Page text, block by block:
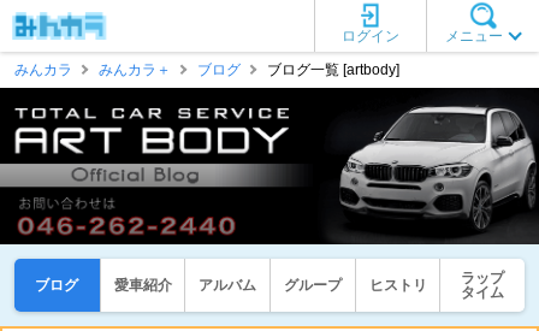
メニュー
ログイン
みんカラ
みんカラ＋ ブログ ブログ一覧 [artbody]
ブログ 愛車紹介 アルバム グループ ヒストリ
ラップ
タイム